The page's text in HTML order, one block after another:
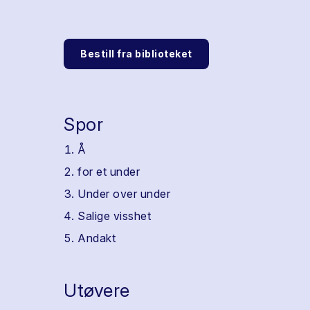
Bestill fra biblioteket
Spor
Å
for et under
Under over under
Salige visshet
Andakt
Utøvere